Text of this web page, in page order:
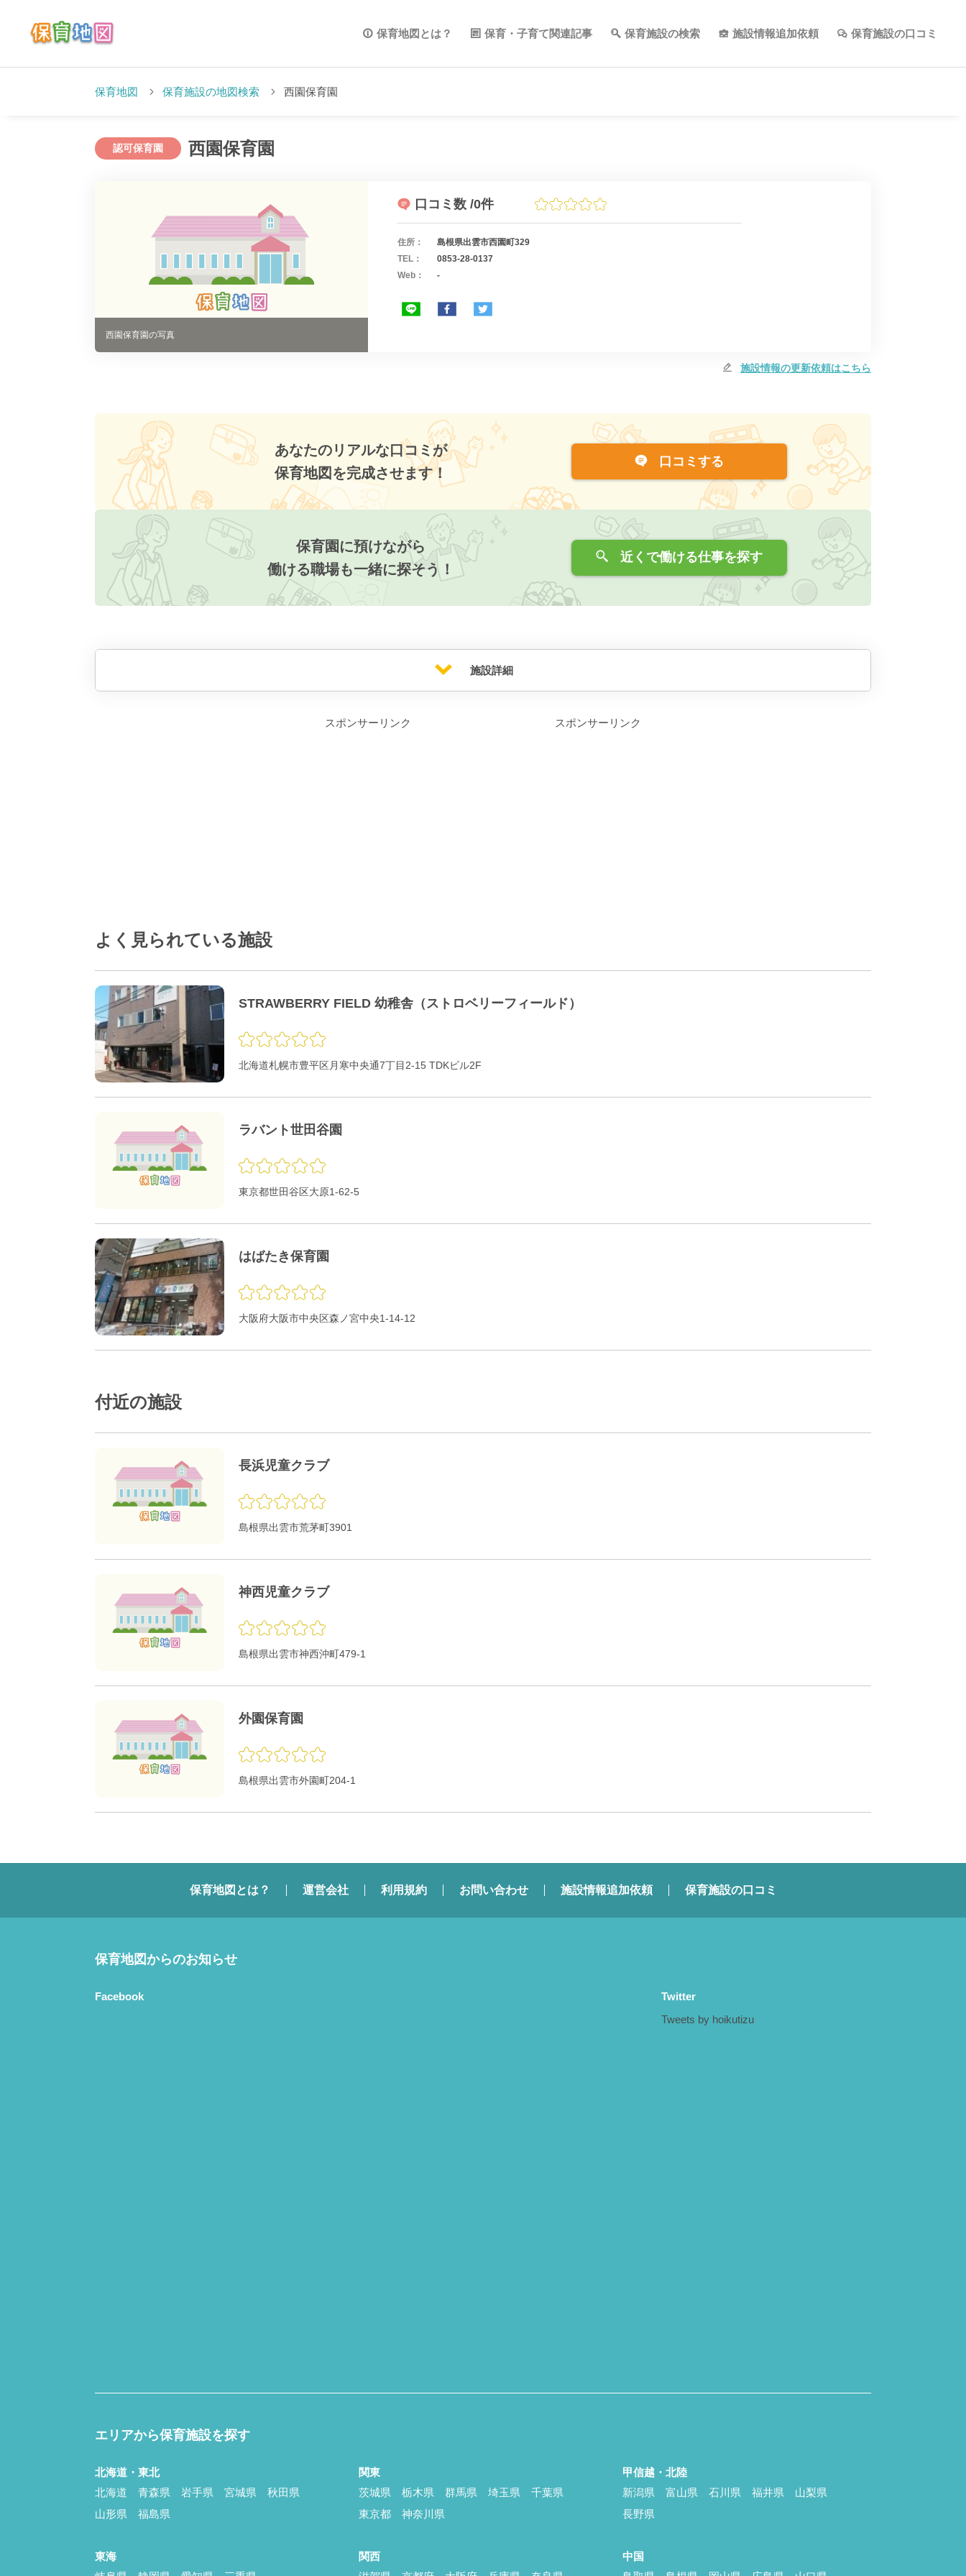
保育地図とは？ 保育・子育て関連記事 保育施設の検索 施設情報追加依頼 保育施設の口コミ
保育地図 保育施設の地図検索 西園保育園
認可保育園 西園保育園
西園保育園の写真
口コミ数 /0件
住所：
島根県出雲市西園町329
TEL：
0853-28-0137
Web：
-
施設情報の更新依頼はこちら
あなたのリアルな口コミが
保育地図を完成させます！
口コミする
保育園に預けながら
働ける職場も一緒に探そう！
近くで働ける仕事を探す
施設詳細
スポンサーリンク スポンサーリンク
よく見られている施設
STRAWBERRY FIELD 幼稚舎（ストロベリーフィールド）
北海道札幌市豊平区月寒中央通7丁目2-15 TDKビル2F
ラバント世田谷園
東京都世田谷区大原1-62-5
はばたき保育園
大阪府大阪市中央区森ノ宮中央1-14-12
付近の施設
長浜児童クラブ
島根県出雲市荒茅町3901
神西児童クラブ
島根県出雲市神西沖町479-1
外園保育園
島根県出雲市外園町204-1
保育地図とは？ 運営会社 利用規約 お問い合わせ 施設情報追加依頼 保育施設の口コミ
保育地図からのお知らせ
Facebook
Twitter
Tweets by hoikutizu
エリアから保育施設を探す
北海道・東北
北海道
青森県 岩手県 宮城県
秋田県
山形県
福島県
関東
茨城県
栃木県 群馬県 埼玉県
千葉県
東京都
神奈川県
甲信越・北陸
新潟県
富山県 石川県 福井県
山梨県
長野県
東海
関西
中国